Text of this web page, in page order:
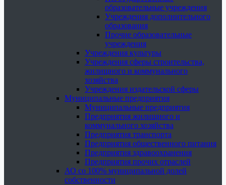
образовательные учреждения
Учреждения дополнительного
образования
Прочие образовательные
учреждения
Учреждения культуры
Учреждения сферы строительства,
жилищного и коммунального
хозяйства
Учреждения издательской сферы
Муниципальные предприятия
Муниципальные предприятия
Предприятия жилищного и
коммунального хозяйства
Предприятия транспорта
Предприятия общественного питания
Предприятия здравоохранения
Предприятия прочих отраслей
АО со 100% муниципальной долей
собственности